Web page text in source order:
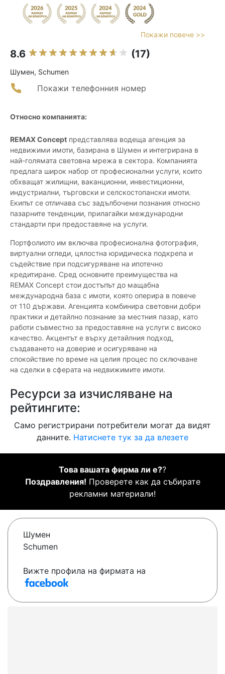
Покажи повече >>
8.6 (17)
Шумен, Schumen
Покажи телефонния номер
Относно компанията:
REMAX Concept представлява водеща агенция за
недвижими имоти, базирана в Шумен и интегрирана в
най-голямата световна мрежа в сектора. Компанията
предлага широк набор от професионални услуги, които
обхващат жилищни, ваканционни, инвестиционни,
индустриални, търговски и селскостопански имоти.
Екипът се отличава със задълбочени познания относно
пазарните тенденции, прилагайки международни
стандарти при предоставяне на услуги.
Портфолиото им включва професионална фотография,
виртуални огледи, цялостна юридическа подкрепа и
съдействие при подсигуряване на ипотечно
кредитиране. Сред основните преимущества на
REMAX Concept стои достъпът до мащабна
международна база с имоти, която оперира в повече
от 110 държави. Агенцията комбинира световни добри
практики и детайлно познание за местния пазар, като
работи съвместно за предоставяне на услуги с високо
качество. Акцентът е върху детайлния подход,
създаването на доверие и осигуряване на
спокойствие по време на целия процес по сключване
на сделки в сферата на недвижимите имоти.
Ресурси за изчисляване на
рейтингите:
Само регистрирани потребители могат да видят
данните. Натиснете тук за да влезете
Това вашата фирма ли е??
Поздравления! Проверете как да събирате
рекламни материали!
Шумен
Schumen
Вижте профила на фирмата на